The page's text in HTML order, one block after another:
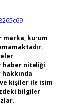
marka, kurum
haber niteliği
kişiler ile isim
bilgiler